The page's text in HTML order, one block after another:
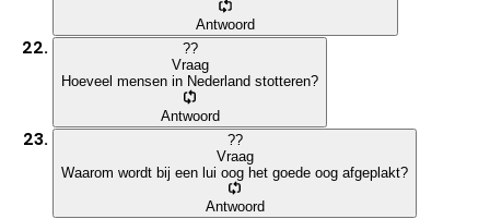
Antwoord
??
Vraag
Hoeveel mensen in Nederland stotteren?
Antwoord
??
Vraag
Waarom wordt bij een lui oog het goede oog afgeplakt?
Antwoord